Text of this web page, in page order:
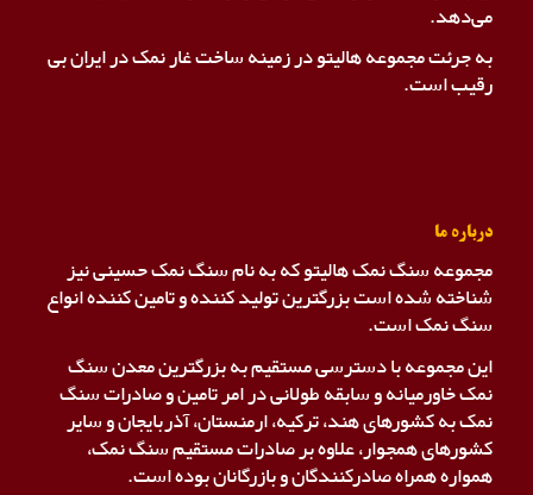
می‌دهد.
به جرئت مجموعه هالیتو در زمینه ساخت غار نمک در ایران بی
رقیب است.
درباره ما
مجموعه سنگ نمک هالیتو که به نام سنگ نمک حسینی نیز
شناخته شده است بزرگترین تولید کننده و تامین کننده انواع
سنگ نمک است.
این مجموعه با دسترسی مستقیم به بزرگترین معدن سنگ
نمک خاورمیانه و سابقه طولانی در امر تامین و صادرات سنگ
نمک به کشورهای هند، ترکیه، ارمنستان، آذربایجان و سایر
کشورهای همجوار، علاوه بر صادرات مستقیم سنگ نمک،
همواره همراه صادرکنندگان و بازرگانان بوده است.